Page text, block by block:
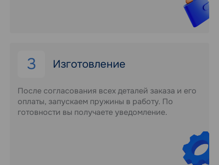
3 Изготовление
После согласования всех деталей заказа и его
оплаты, запускаем пружины в работу. По
готовности вы получаете уведомление.